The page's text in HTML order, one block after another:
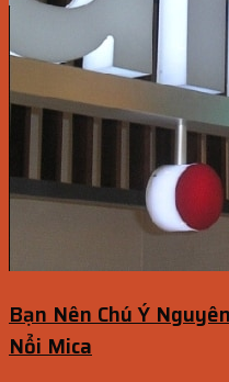
Bạn Nên Chú Ý
Nổi Mica